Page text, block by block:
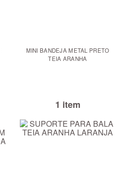
MINI BANDEJA METAL PRETO
TEIA ARANHA
1 item